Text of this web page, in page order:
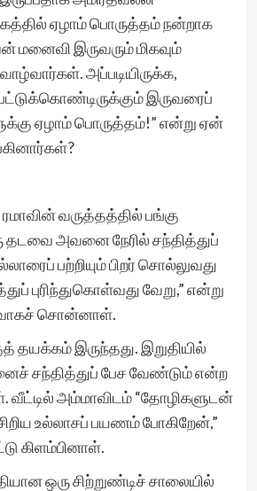
ஏழாம் பொருத்தம் நன்றாக
இருவரும் மிகவும்
அப்படியிருக்க,
இருவரைப்
ஏழாம் பொருத்தம்!” என்று ஏன்
வருத்தத்தில் பங்கு
அவனை நேரில் சந்தித்துப்
பற்றியும் பிறர் சொல்லுவது
புரிந்துகொள்வது வேறு,” என்று
சொன்னாள்.
தயக்கம் இருந்தது. இறுதியில்
சந்தித்துப் பேச வேண்டும் என்ற
வீட்டில் அம்மாவிடம் “தோழிகளுடன்
உல்லாசப் பயணம் போகிறேன்,”
கிளம்பினாள்.
ஒரு சிற்றுண்டிச் சாலையில்